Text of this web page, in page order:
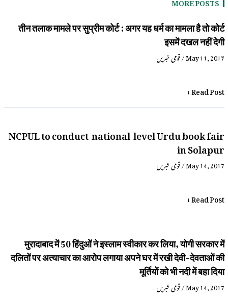
तीन तलाक मामले पर सुप्रीम कोर्ट : अगर यह धर्म का मामला है तो कोर्ट
इसमें दखल नहीं देगी
قومی خبریں/May 11, 2017
Read Post »
NCPUL to conduct national level Urdu book fair
in Solapur
قومی خبریں/May 14, 2017
Read Post »
मुरादाबाद में 50 हिंदुओं ने इस्लाम स्वीकार कर लिया, योगी सरकार में
दलितों पर अत्याचार का आरोप लगाया अपने घर में रखी देवी-देवताओं की
मूर्तियों को भी नदी में बहा दिया
قومی خبریں/May 14, 2017